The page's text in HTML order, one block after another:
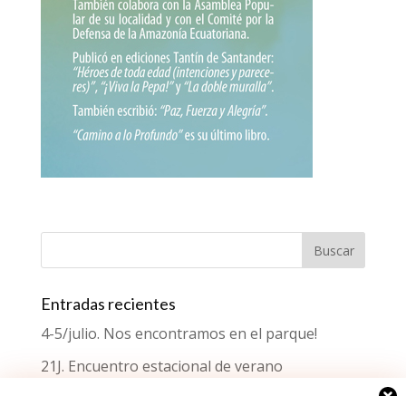
Entradas recientes
4-5/julio. Nos encontramos en el parque!
21J. Encuentro estacional de verano